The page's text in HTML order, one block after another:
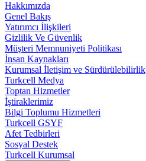
Hakkımızda
Genel Bakış
Yatırımcı İlişkileri
Gizlilik Ve Güvenlik
Müşteri Memnuniyeti Politikası
İnsan Kaynakları
Kurumsal İletişim ve Sürdürülebilirlik
Turkcell Medya
Toptan Hizmetler
İştiraklerimiz
Bilgi Toplumu Hizmetleri
Turkcell GSYF
Afet Tedbirleri
Sosyal Destek
Turkcell Kurumsal